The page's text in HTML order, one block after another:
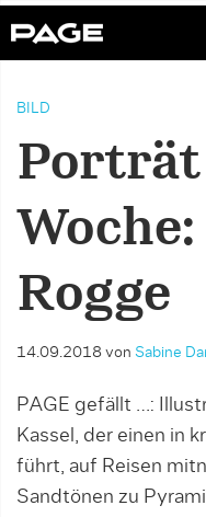
BILD
Porträt
Woche:
Rogge
14.09.2018 von Sabine
PAGE gefällt …:
Kassel, der einen in
führt, auf Reisen
Sandtönen zu